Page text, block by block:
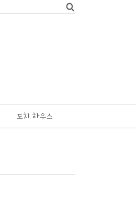
도치 하우스